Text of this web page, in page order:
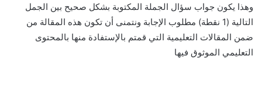
وهذا يكون جواب سؤال الجملة المكتوبة بشكل صحيح بين الجمل
التالية (1 نقطة) مطلوب الإجابة ونتمنى أن تكون هذه المقالة من
ضمن المقالات التعليمية التي قمتم بالإستفادة منها بالمحتوى
التعليمي الموثوق فيها